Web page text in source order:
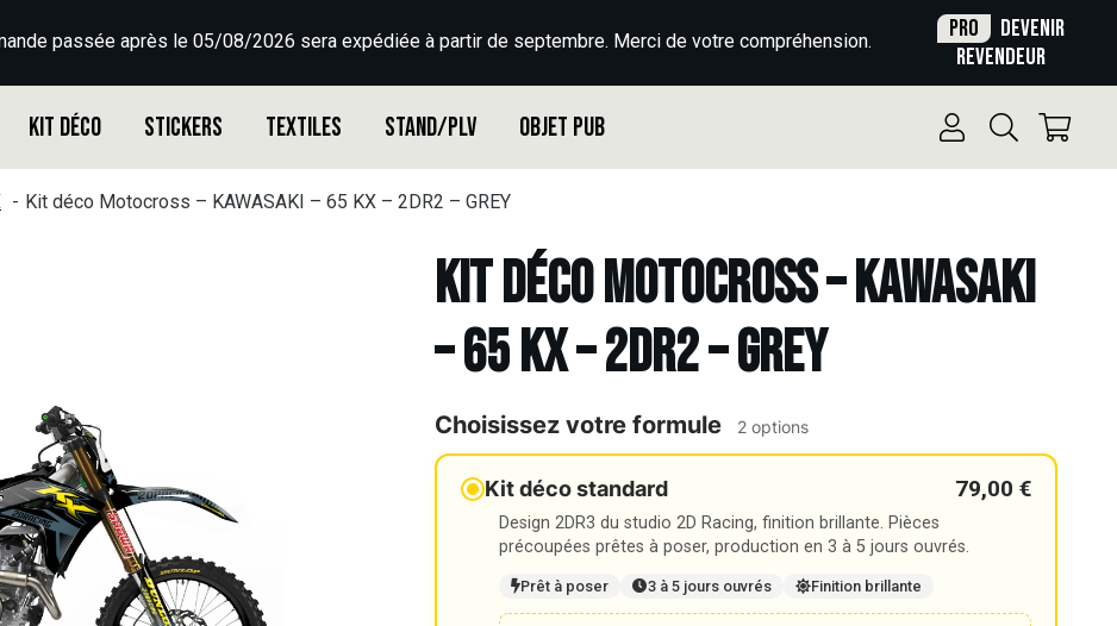
passée après le 05/08/2026 sera expédiée à partir de septembre. Merci de votre compréhension. Pro
Devenir
revendeur
Kit déco Stickers Textiles Stand/PLV Objet Pub
Kit déco Motocross – KAWASAKI – 65 KX – 2DR2 – GREY
Kit déco Motocross – KAWASAKI
– 65 KX – 2DR2 – GREY
Choisissez votre formule 2 options
Kit déco standard 79,00 €
Design 2DR3 du studio 2D Racing, finition brillante. Pièces
précoupées prêtes à poser, production en 3 à 5 jours ouvrés.
Prêt à poser 3 à 5 jours ouvrés Finition brillante